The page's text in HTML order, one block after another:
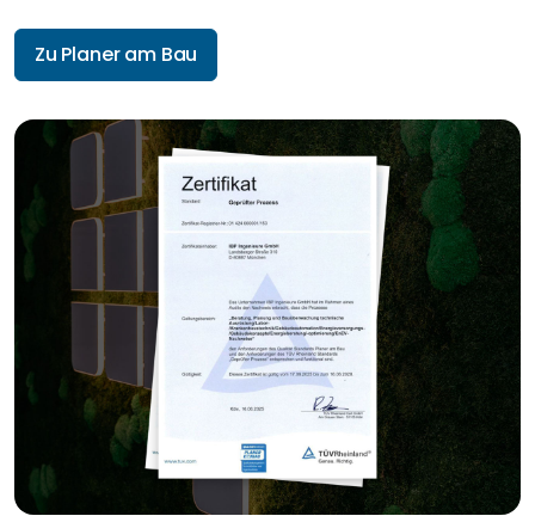
Zu Planer am Bau